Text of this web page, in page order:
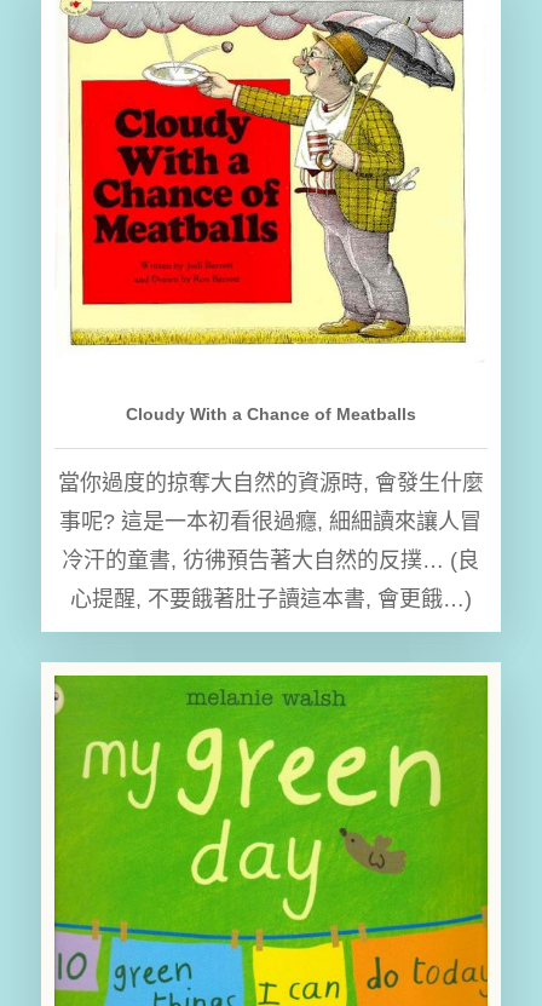
Cloudy With a Chance of Meatballs
當你過度的掠奪大自然的資源時, 會發生什麼
事呢? 這是一本初看很過癮, 細細讀來讓人冒
冷汗的童書, 彷彿預告著大自然的反撲… (良
心提醒, 不要餓著肚子讀這本書, 會更餓…)